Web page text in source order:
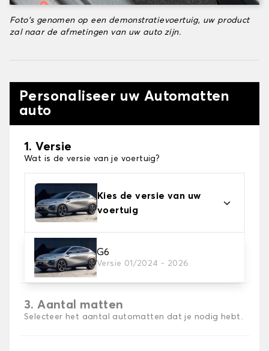
Foto's genomen op een demonstratievoertuig, uw product
zal naar de afmetingen van uw auto zijn.
Personaliseer uw Automatten
auto
1. Versie
Wat is de versie van je voertuig?
Kies de versie van uw
voertuig
G6
Versie 01/2024 - 2026
2. Materiaal
Kies het materiaal van uw automatten
3. Aantal matten
Selecteer het aantal automatten dat je nodig hebt.